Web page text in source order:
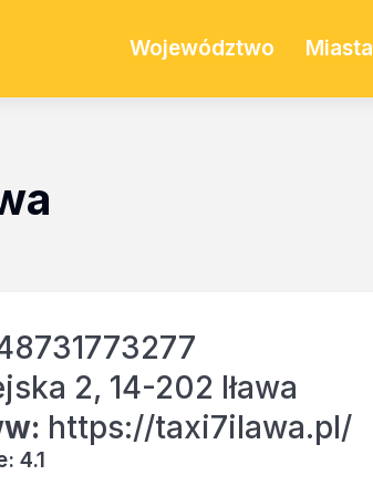
Województwo Miasta
2, 14-202 Iława
https://taxi7ilawa.pl/
4.1